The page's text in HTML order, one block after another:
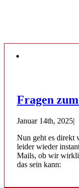
Fragen
Januar 14th, 2025|
Nun geht es direkt
leider wieder
Mails, ob wir
das sein kann: